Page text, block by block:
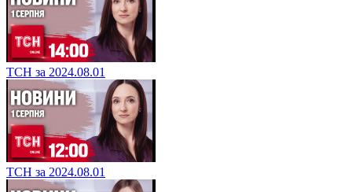
ТСН за 2024.08.01
ТСН за 2024.08.01